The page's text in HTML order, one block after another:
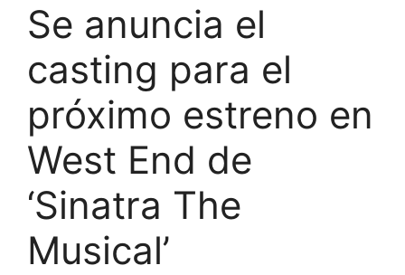
Se anuncia el
casting para el
próximo estreno en
West End de
‘Sinatra The
Musical’